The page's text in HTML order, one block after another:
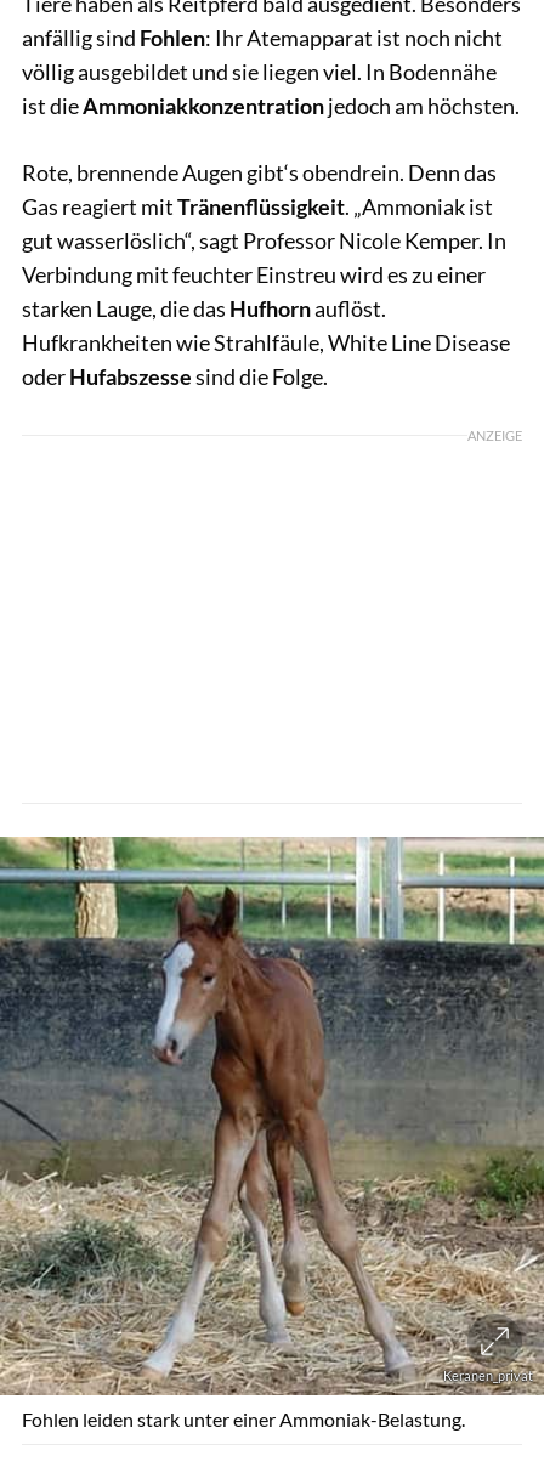
anfällig sind Fohlen: Ihr Atemapparat ist noch nicht
völlig ausgebildet und sie liegen viel. In Bodennähe
ist dieAmmoniakkonzentrationjedoch am höchsten.
Rote, brennende Augen gibt‘s obendrein. Denn das
Gas reagiert mitTränenflüssigkeit. „Ammoniak ist
gut wasserlöslich“, sagt Professor Nicole Kemper. In
Verbindung mit feuchter Einstreu wird es zu einer
starken Lauge, die das Hufhornauflöst.
Hufkrankheiten wie Strahlfäule, White Line Disease
oderHufabszessesind die Folge.
ANZEIGE
Keranen_privat
Fohlen leiden stark unter einer Ammoniak-Belastung.